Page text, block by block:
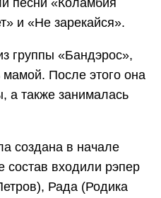
и «Не зарекайся».
группы «Бандэрос»,
мамой. После этого она
также занималась
создана в начале
состав входили рэпер
Рада (Родика